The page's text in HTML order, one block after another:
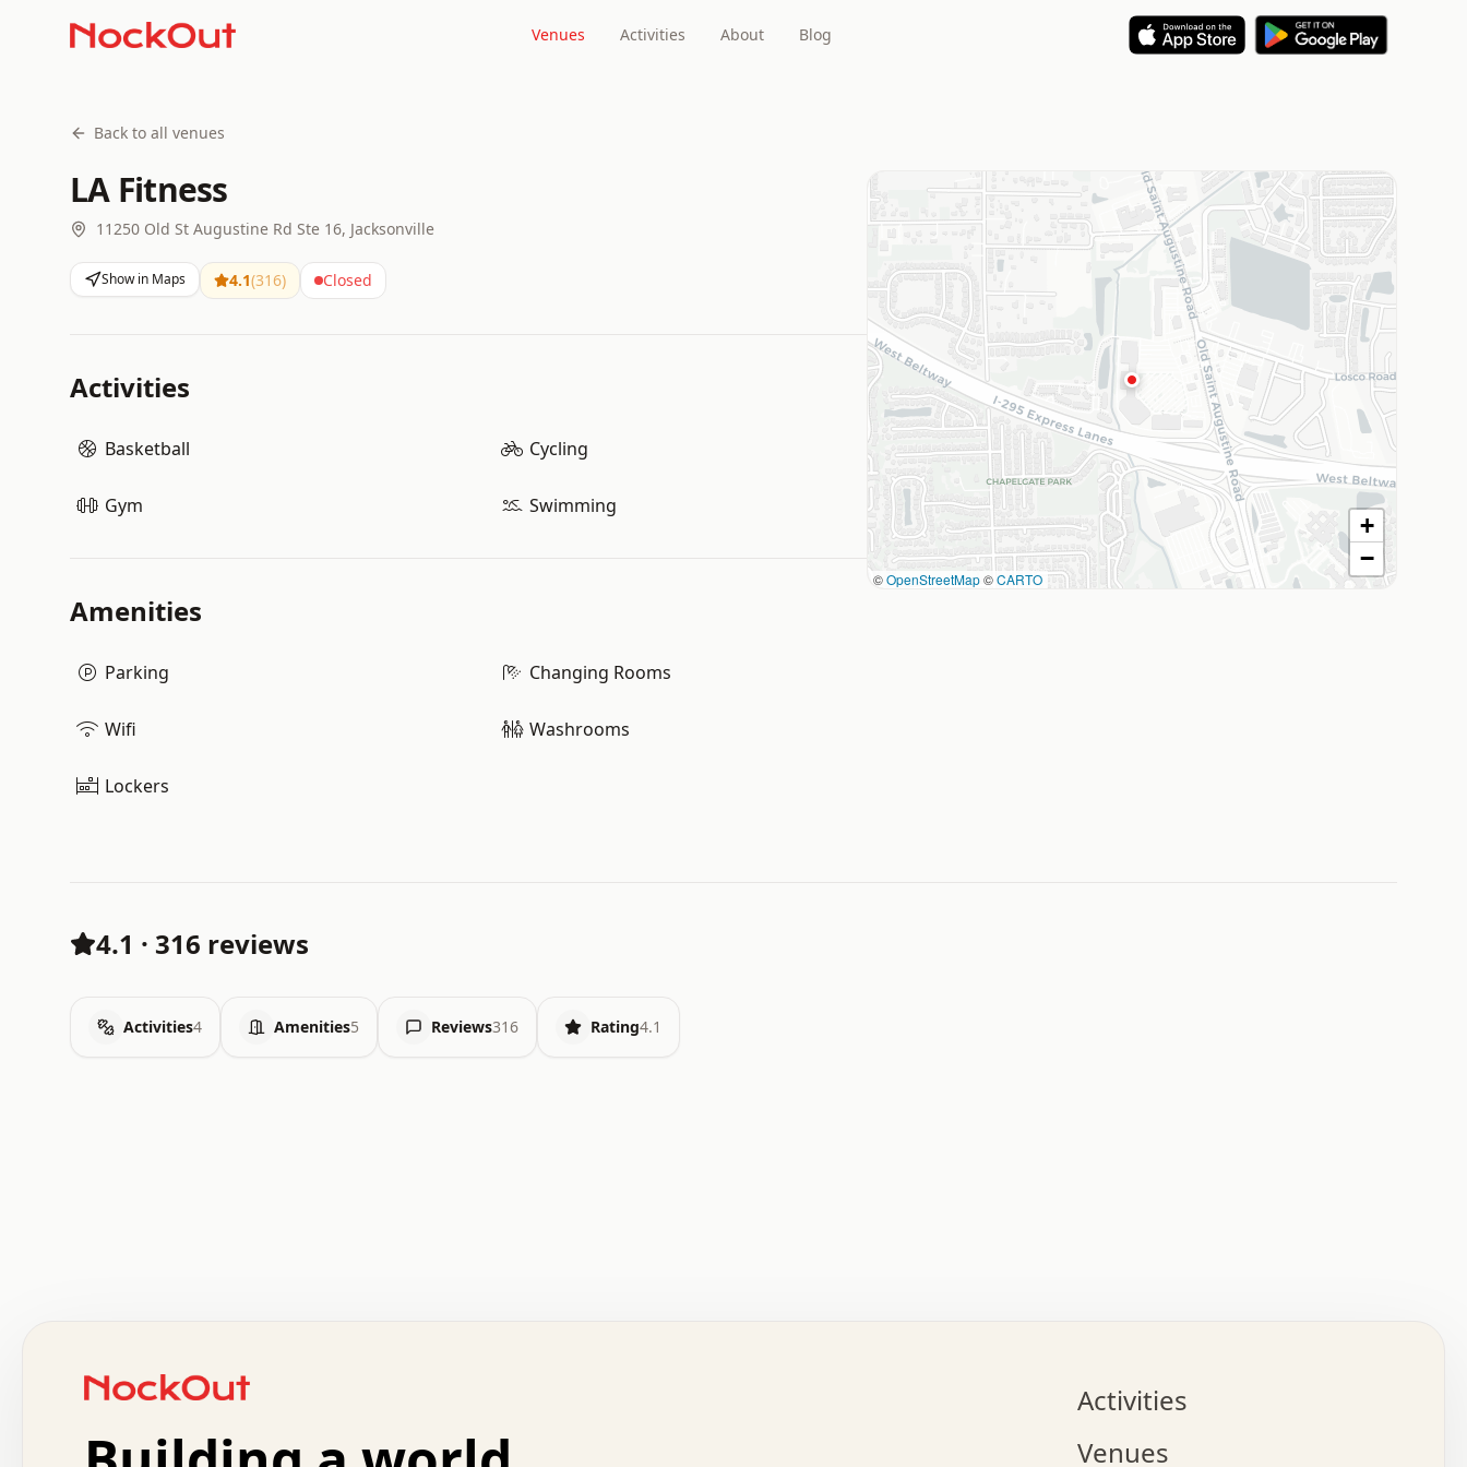
Venues Activities About Blog
Back to all venues
LA Fitness
11250 Old St Augustine Rd Ste 16, Jacksonville
Show in Maps 4.1(316) Closed
Activities
Basketball Cycling
Gym Swimming
Amenities
Parking Changing Rooms
Wifi Washrooms
Lockers
©OpenStreetMap©CARTO
+
−
4.1 · 316 reviews
Activities4 Amenities5 Reviews316 Rating4.1
.   +   .   .   o   .   .   .   .   .   .   :   .   .   .   x   .   .   .   .   .   .   +   .   .   o   .   .   .   .   .   .   .   .   .   .   x   .   .   .   .
.   .   .   o   .   .   .   .   .   .   .   .   x   .   .   .   o   .   .   .   .   .   .   .   .   x   .   .   .   o   .   .   .   .   .   .   .   .   x   .   .   .
.   .   .   .   +   .   .   .   .   .   .   .   +   .   .   .   .   .   .   .   +   .   .   :   .   .   .   x   .   .   .   :   .   .   .   x   .   .   .   :   .
Activities
Venues